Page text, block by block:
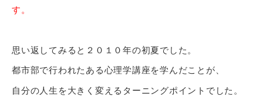
す。
思い返してみると２０１０年の初夏でした。
都市部で行われたある心理学講座を学んだことが、
自分の人生を大きく変えるターニングポイントでした。